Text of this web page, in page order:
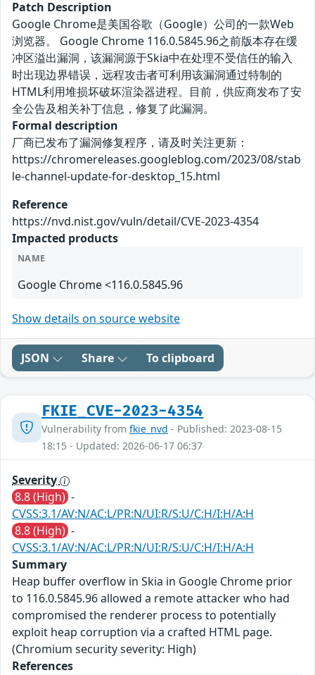
Patch Description
Google Chrome是美国谷歌（Google）公司的一款Web
浏览器。 Google Chrome 116.0.5845.96之前版本存在缓
冲区溢出漏洞，该漏洞源于Skia中在处理不受信任的输入
时出现边界错误，远程攻击者可利用该漏洞通过特制的
HTML利用堆损坏破坏渲染器进程。目前，供应商发布了安
全公告及相关补丁信息，修复了此漏洞。
Formal description
厂商已发布了漏洞修复程序，请及时关注更新：
https://chromereleases.googleblog.com/2023/08/stab
le-channel-update-for-desktop_15.html
Reference
https://nvd.nist.gov/vuln/detail/CVE-2023-4354
Impacted products
NAME
Google Chrome <116.0.5845.96
Show details on source website
JSON Share To clipboard
FKIE_CVE-2023-4354
Vulnerability from fkie_nvd - Published: 2023-08-15
18:15 - Updated: 2026-06-17 06:37
Severity
8.8 (High) -
CVSS:3.1/AV:N/AC:L/PR:N/UI:R/S:U/C:H/I:H/A:H
8.8 (High) -
CVSS:3.1/AV:N/AC:L/PR:N/UI:R/S:U/C:H/I:H/A:H
Summary
Heap buffer overflow in Skia in Google Chrome prior
to 116.0.5845.96 allowed a remote attacker who had
compromised the renderer process to potentially
exploit heap corruption via a crafted HTML page.
(Chromium security severity: High)
References